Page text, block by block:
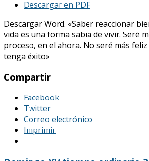
Descargar en PDF
Descargar Word. «Saber reaccionar
vida es una forma sabia de vivir. Seré
proceso, en el ahora. No seré más
tenga éxito»
Compartir
Facebook
Twitter
Correo electrónico
Imprimir